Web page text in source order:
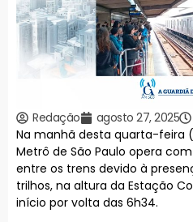
Redação agosto 27, 2025
Na manhã desta quarta-feira
Metrô de São Paulo opera
entre os trens devido à
trilhos, na altura da Estação
início por volta das 6h34.